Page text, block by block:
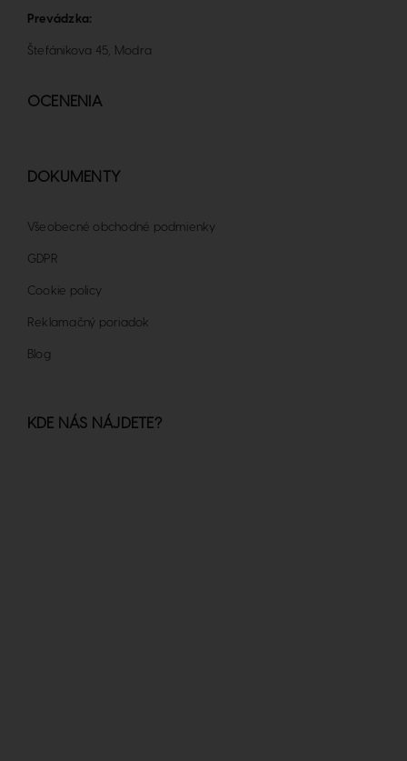
Prevádzka:
Štefánikova 45, Modra
OCENENIA
DOKUMENTY
Všeobecné obchodné podmienky
GDPR
Cookie policy
Reklamačný poriadok
Blog
KDE NÁS NÁJDETE?